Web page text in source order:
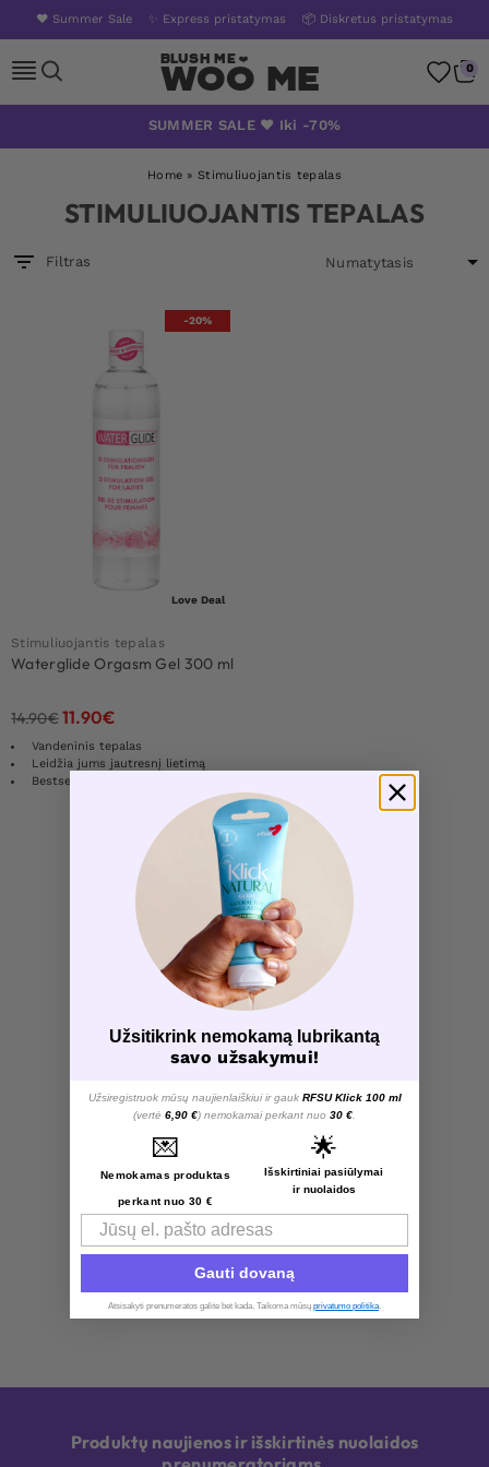
❤️ Summer Sale ✨ Express pristatymas 📦 Diskretus pristatymas
Woo Me 0
SUMMER SALE ❤️ Iki -70%
Home »Stimuliuojantis tepalas
STIMULIUOJANTIS TEPALAS
Filtras
-20%
Love Deal
Stimuliuojantis tepalas
Waterglide Orgasm Gel 300 ml
14.90€11.90€
Vandeninis tepalas
Leidžia jums jautresnį lietimą
Bestseleris produktas
Load More Products
1
Rezultatų: 1
Produktų naujienos ir išskirtinės nuolaidos
Užsitikrink nemokamą lubrikantą
savo užsakymui!
Užsiregistruok mūsų naujienlaiškiui ir gauk RFSU Klick 100 ml
(vertė 6,90 €) nemokamai perkant nuo 30 €
💌
Nemokamas produktas
perkant nuo 30 €
🌟
Išskirtiniai pasiūlymai
ir nuolaidos
Email
Gauti dovaną
Atsisakyti prenumeratos galite bet kada. Taikoma mūsų privatumo politika